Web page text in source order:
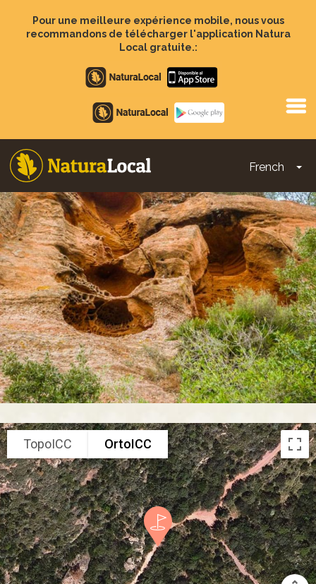
contenu
Pour une meilleure expérience mobile, nous vous
recommandons de télécharger l'application Natura
Local gratuite.:
Apple
store
Google
Play
French
Main
navigation
TopoICC OrtoICC